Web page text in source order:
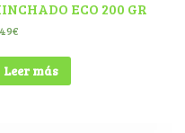
ECO 200 GR
€
Leer más